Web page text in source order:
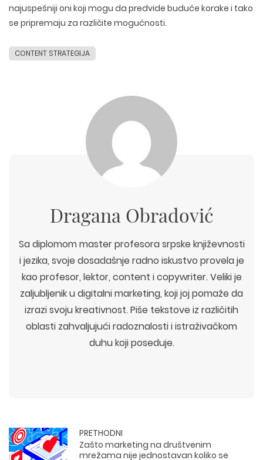
najuspešniji oni koji mogu da predvide buduće korake i tako
se pripremaju za različite mogućnosti.
CONTENT STRATEGIJA
Dragana Obradović
Sa diplomom master profesora srpske književnosti
i jezika, svoje dosadašnje radno iskustvo provela je
kao profesor, lektor, content i copywriter. Veliki je
zaljubljenik u digitalni marketing, koji joj pomaže da
izrazi svoju kreativnost. Piše tekstove iz različitih
oblasti zahvaljujući radoznalosti i istraživačkom
duhu koji poseduje.
PRETHODNI
Zašto marketing na društvenim
mrežama nije jednostavan koliko se